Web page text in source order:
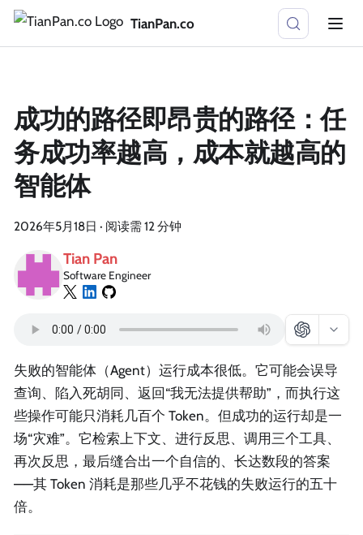
TianPan.co
成功的路径即昂贵的路径：任
务成功率越高，成本就越高的
智能体
2026年5月18日 · 阅读需 12 分钟
Tian Pan
Software Engineer
失败的智能体（Agent）运行成本很低。它可能会误导
查询、陷入死胡同、返回“我无法提供帮助”，而执行这
些操作可能只消耗几百个 Token。但成功的运行却是一
场“灾难”。它检索上下文、进行反思、调用三个工具、
再次反思，最后缝合出一个自信的、长达数段的答案
——其 Token 消耗是那些几乎不花钱的失败运行的五十
倍。